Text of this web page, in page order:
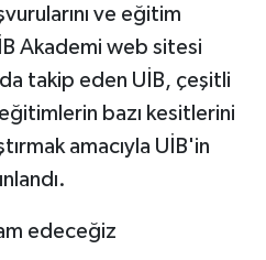
ve eğitim
Akademi web sitesi
takip eden UİB, çeşitli
bazı kesitlerini
amacıyla UİB'in
edeceğiz